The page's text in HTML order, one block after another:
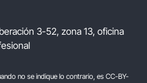
3-52, zona 13, oficina
no se indique lo contrario, es CC-BY-